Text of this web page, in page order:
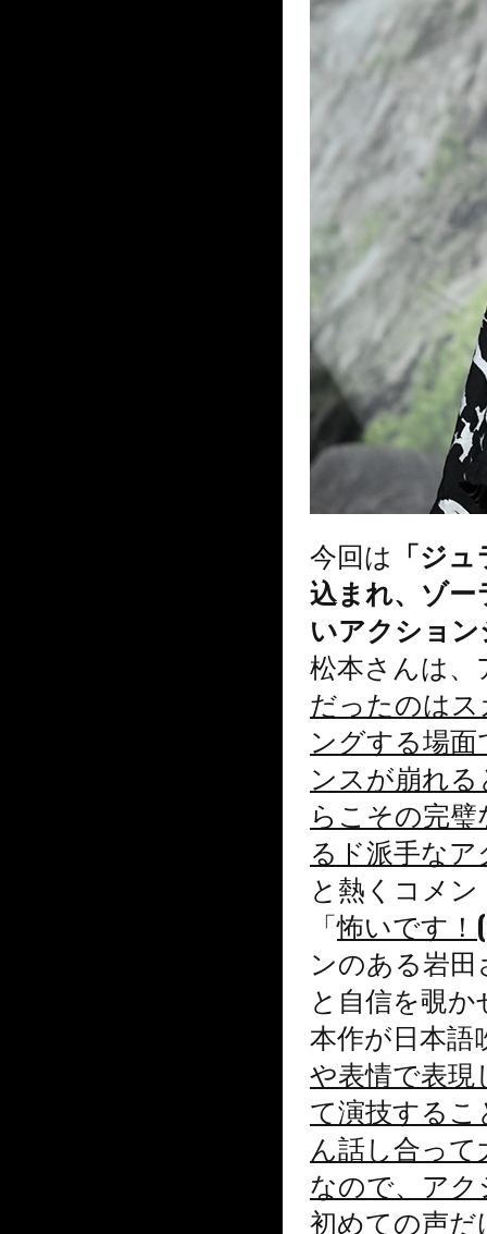
今回は 「ジ
込まれ、ゾ
いアクショ
松本さんは
だったのは
ングする場
ンスが崩れ
らこその完
るド派手な
と熱くコメ
「怖いです！
ンのある岩
と自信を覗
本作が日本語
や表情で表
て演技する
ん話し合っ
なので、ア
初めての声